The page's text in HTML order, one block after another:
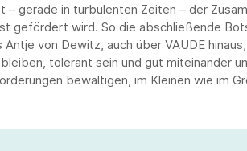
– gerade in turbulenten Zeiten – der
gefördert wird. So die abschließende
Antje von Dewitz, auch über VAUDE
tolerant sein und gut miteinander
bewältigen, im Kleinen wie im